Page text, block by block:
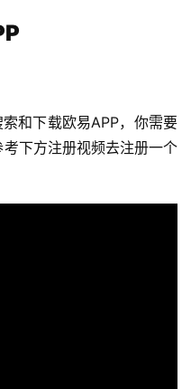
和下载欧易APP，你需要
下方注册视频去注册一个